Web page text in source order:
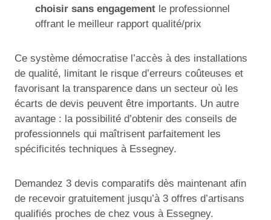
choisir sans engagement le professionnel
offrant le meilleur rapport qualité/prix
Ce système démocratise l’accès à des installations
de qualité, limitant le risque d’erreurs coûteuses et
favorisant la transparence dans un secteur où les
écarts de devis peuvent être importants. Un autre
avantage : la possibilité d’obtenir des conseils de
professionnels qui maîtrisent parfaitement les
spécificités techniques à Essegney.
Demandez 3 devis comparatifs dès maintenant afin
de recevoir gratuitement jusqu’à 3 offres d’artisans
qualifiés proches de chez vous à Essegney.